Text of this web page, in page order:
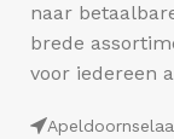
naar
brede
voor iedereen